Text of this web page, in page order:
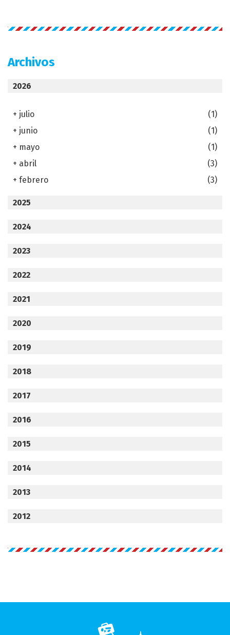
Archivos
2026
+ julio
(1)
+ junio
(1)
+ mayo
(1)
+ abril
(3)
+ febrero (3)
2025
2024
2023
2022
2021
2020
2019
2018
2017
2016
2015
2014
2013
2012